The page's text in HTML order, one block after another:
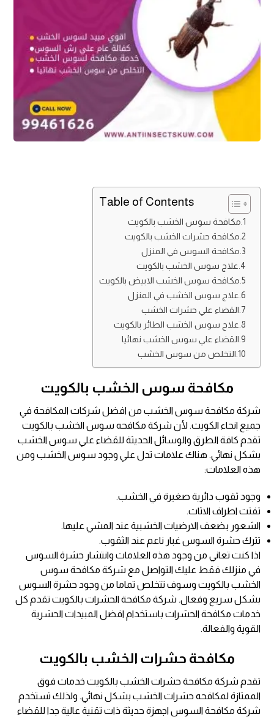
Table of Contents
مكافحة سوس الخشب بالكويت
مكافحة حشرات الخشب بالكويت
مكافحة السوس في المنزل
علاج سوس الخشب بالكويت
مكافحة سوس الخشب الابيض بالكويت
علاج سوس الخشب في المنزل
القضاء علي حشرات الخشب
علاج سوس الخشب الطائر بالكويت
القضاء علي سوس الخشب نهائيا
التخلص من سوس الخشب
مكافحة سوس الخشب بالكويت
شركة مكافحة سوس الخشب من افضل شركات المكافحة في
جميع انحاء الكويت. لأن شركة مكافحه سوس الخشب بالكويت
تقدم كافة الطرق والوسائل الحديثة للقضاء علي سوس الخشب
بشكل نهائي. هناك علامات تدل علي وجود سوس الخشب ومن
هذه العلامات:
وجود ثقوب دائرية صغيرة في الخشب.
تفتت اطراف الاثاث.
الشعور بضعف الارضيات الخشبية عند المشي عليها.
تترك حشرة السوس غبار ناعم عند الثقوب.
اذا كنت تعاني من وجود هذه العلامات وانتشار حشرة السوس
في منزلك فقط عليك التواصل مع شركة مكافحة سوس
الخشب بالكويت وسوف تتخلص تماما من وجود حشرة السوس
بشكل سريع وفعال. شركة مكافحة الحشرات بالكويت تقدم كل
خدمات مكافحة الحشرات باستخدام افضل المبيدات الحشرية
القوية والفعالة.
مكافحة حشرات الخشب بالكويت
تقدم شركة مكافحة حشرات الخشب بالكويت خدمات فوق
الممتازة لمكافحه حشرات الخشب بشكل نهائي. ولذلك تستخدم
شركة مكافحة السوس اجهزة حديثة ذات تقنية عالية جدا للقضاء